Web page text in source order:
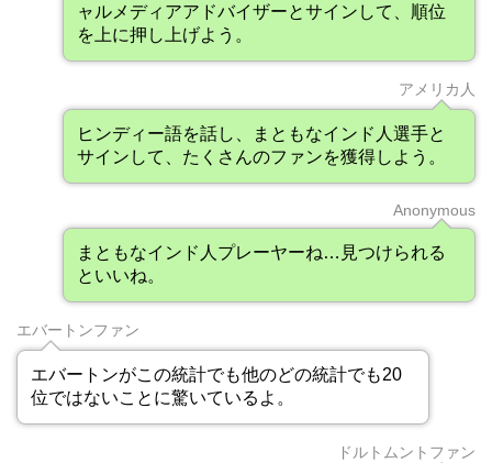
ャルメディアアドバイザーとサインして、順位
を上に押し上げよう。
アメリカ人
ヒンディー語を話し、まともなインド人選手と
サインして、たくさんのファンを獲得しよう。
Anonymous
まともなインド人プレーヤーね…見つけられる
といいね。
エバートンファン
エバートンがこの統計でも他のどの統計でも20
位ではないことに驚いているよ。
ドルトムントファン